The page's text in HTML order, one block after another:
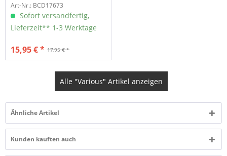
Art-Nr.: BCD17673
Sofort versandfertig,
Lieferzeit** 1-3 Werktage
17,95 € *
15,95 € *
Alle "Various" Artikel anzeigen
Ähnliche Artikel
Kunden kauften auch